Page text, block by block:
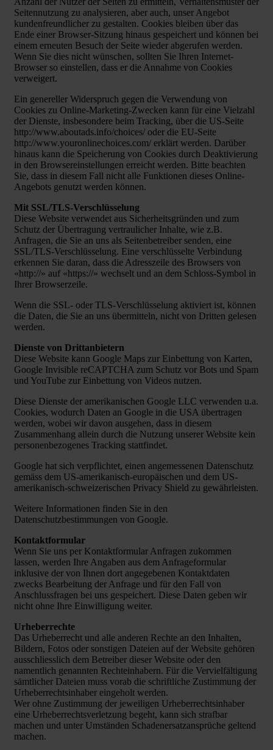
Seitennutzung zu analysieren, aber auch, unser Angebot
kundenfreundlicher zu gestalten. Cookies bleiben über das
Ende einer Browser-Sitzung hinaus gespeichert und können bei
einem erneuten Besuch der Seite wieder abgerufen werden.
Wenn Sie dies nicht wünschen, sollten Sie Ihren Internet-
Browser so einstellen, dass er die Annahme von Cookies
verweigert.
Ein genereller Widerspruch gegen die Verwendung von
Cookies zu Online-Marketing-Zwecken kann für eine Vielzahl
der Dienste, insbesondere beim Tracking, über die US-Seite
http://www.aboutads.info/choices/ oder die EU-Seite
http://www.youronlinechoices.com/ erklärt werden. Darüber
hinaus kann die Speicherung von Cookies durch Deaktivierung
in den Browsereinstellungen erreicht werden. Bitte beachten
Sie, dass in diesem Fall nicht alle Funktionen dieses Online-
Angebots genutzt werden können.
Mit SSL/TLS-Verschlüsselung
Diese Website verwendet aus Sicherheitsgründen und zum
Schutz der Übertragung vertraulicher Inhalte, wie z.B.
Anfragen, die Sie an uns als Seitenbetreiber senden, eine
SSL/TLS-Verschlüsselung. Eine verschlüsselte Verbindung
erkennen Sie daran, dass die Adresszeile des Browsers von
«http://» auf «https://» wechselt und an dem Schloss-Symbol in
Ihrer Browserzeile.
Wenn die SSL- oder TLS-Verschlüsselung aktiviert ist, können
die Daten, die Sie an uns übermitteln, nicht von Dritten gelesen
werden.
Dienste von Drittanbietern
Diese Website kann Google Maps zur Einbettung von Karten,
Google Invisible reCAPTCHA zum Schutz vor Bots und Spam
und YouTube zur Einbettung von Videos nutzen.
Diese Dienste der amerikanischen Google LLC verwenden u.a.
Cookies, wodurch Daten an Google in die USA übertragen
werden, wobei wir davon ausgehen, dass in diesem
Zusammenhang allein durch die Nutzung unserer Website kein
personenbezogenes Tracking stattfindet.
Google hat sich verpflichtet, einen angemessenen Datenschutz
gemäss dem US-amerikanisch-europäischen und dem US-
amerikanisch-schweizerischen Privacy Shield zu gewährleisten.
Weitere Informationen finden Sie in den
Datenschutzbestimmungen von Google.
Kontaktformular
Wenn Sie uns per Kontaktformular Anfragen zukommen
lassen, werden Ihre Angaben aus dem Anfrageformular
inklusive der von Ihnen dort angegebenen Kontaktdaten
zwecks Bearbeitung der Anfrage und für den Fall von
Anschlussfragen bei uns gespeichert. Diese Daten geben wir
nicht ohne Ihre Einwilligung weiter.
Urheberrechte
Das Urheberrecht und alle anderen Rechte an den Inhalten,
Bildern, Fotos oder sonstigen Dateien auf der Website gehören
ausschliesslich dem Betreiber dieser Website oder den
namentlich genannten Rechteinhabern. Für die Vervielfältigung
sämtlicher Dateien muss vorab die schriftliche Zustimmung der
Urheberrechtsinhaber eingeholt werden.
Wer ohne Zustimmung der jeweiligen Urheberrechtsinhaber
eine Urheberrechtsverletzung begeht, kann sich strafbar
machen und unter Umständen Schadenersatzansprüche geltend
machen.